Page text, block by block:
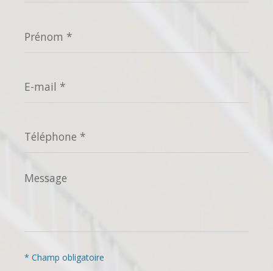
*
mail
*
*
Message
*
* Champ obligatoire